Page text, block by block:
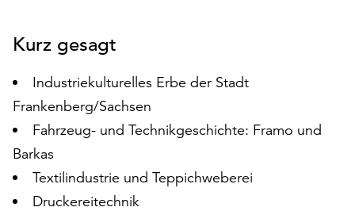
zu
akzeptieren.
können
Ihr
Einverständnis
jederzeit
ändern
und
widerrufen.
Kurz gesagt
Industriekulturelles Erbe der Stadt
Frankenberg/Sachsen
Fahrzeug- und Technikgeschichte: Framo und
Barkas
Textilindustrie und Teppichweberei
Druckereitechnik